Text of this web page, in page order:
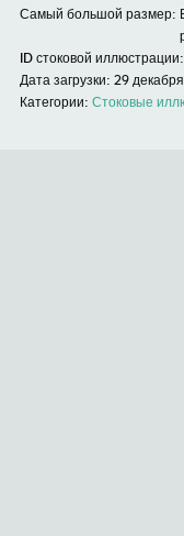
Самый большой размер:
ID стоковой иллюстрации:
Дата загрузки: 29
Категории: Стоковые